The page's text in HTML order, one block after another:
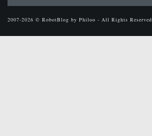
2007-2026 © RobotBlog by Philoo - All Rights Reserved